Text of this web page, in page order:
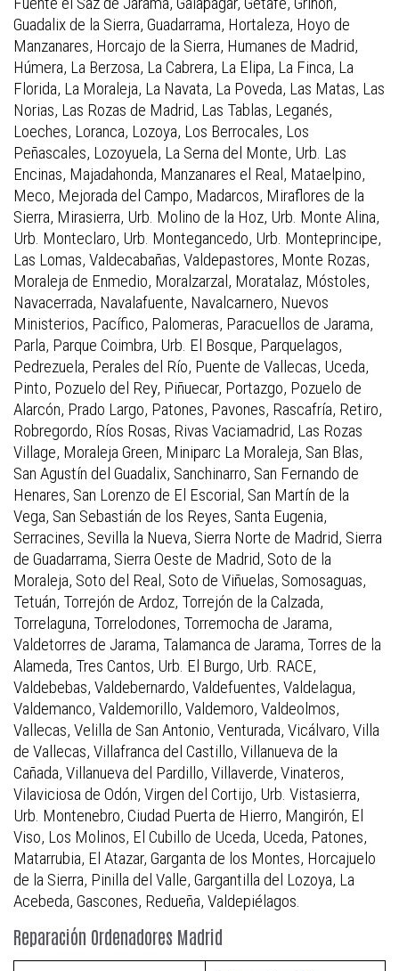
Guadalix de la Sierra, Guadarrama, Hortaleza, Hoyo de
Manzanares, Horcajo de la Sierra, Humanes de Madrid,
Húmera, La Berzosa, La Cabrera, La Elipa, La Finca, La
Florida, La Moraleja, La Navata, La Poveda, Las Matas, Las
Norias, Las Rozas de Madrid, Las Tablas, Leganés,
Loeches, Loranca, Lozoya, Los Berrocales, Los
Peñascales, Lozoyuela, La Serna del Monte, Urb. Las
Encinas, Majadahonda, Manzanares el Real, Mataelpino,
Meco, Mejorada del Campo, Madarcos, Miraflores de la
Sierra, Mirasierra, Urb. Molino de la Hoz, Urb. Monte Alina,
Urb. Monteclaro, Urb. Montegancedo, Urb. Monteprincipe,
Las Lomas, Valdecabañas, Valdepastores, Monte Rozas,
Moraleja de Enmedio, Moralzarzal, Moratalaz, Móstoles,
Navacerrada, Navalafuente, Navalcarnero, Nuevos
Ministerios, Pacífico, Palomeras, Paracuellos de Jarama,
Parla, Parque Coimbra, Urb. El Bosque, Parquelagos,
Pedrezuela, Perales del Río, Puente de Vallecas, Uceda,
Pinto, Pozuelo del Rey, Piñuecar, Portazgo, Pozuelo de
Alarcón, Prado Largo, Patones, Pavones, Rascafría, Retiro,
Robregordo, Ríos Rosas, Rivas Vaciamadrid, Las Rozas
Village, Moraleja Green, Miniparc La Moraleja, San Blas,
San Agustín del Guadalix, Sanchinarro, San Fernando de
Henares, San Lorenzo de El Escorial, San Martín de la
Vega, San Sebastián de los Reyes, Santa Eugenia,
Serracines, Sevilla la Nueva, Sierra Norte de Madrid, Sierra
de Guadarrama, Sierra Oeste de Madrid, Soto de la
Moraleja, Soto del Real, Soto de Viñuelas, Somosaguas,
Tetuán, Torrejón de Ardoz, Torrejón de la Calzada,
Torrelaguna, Torrelodones, Torremocha de Jarama,
Valdetorres de Jarama, Talamanca de Jarama, Torres de la
Alameda, Tres Cantos, Urb. El Burgo, Urb. RACE,
Valdebebas, Valdebernardo, Valdefuentes, Valdelagua,
Valdemanco, Valdemorillo, Valdemoro, Valdeolmos,
Vallecas, Velilla de San Antonio, Venturada, Vicálvaro, Villa
de Vallecas, Villafranca del Castillo, Villanueva de la
Cañada, Villanueva del Pardillo, Villaverde, Vinateros,
Vilaviciosa de Odón, Virgen del Cortijo, Urb. Vistasierra,
Urb. Montenebro, Ciudad Puerta de Hierro, Mangirón, El
Viso, Los Molinos, El Cubillo de Uceda, Uceda, Patones,
Matarrubia, El Atazar, Garganta de los Montes, Horcajuelo
de la Sierra, Pinilla del Valle, Gargantilla del Lozoya, La
Acebeda, Gascones, Redueña, Valdepiélagos.
Reparación Ordenadores Madrid